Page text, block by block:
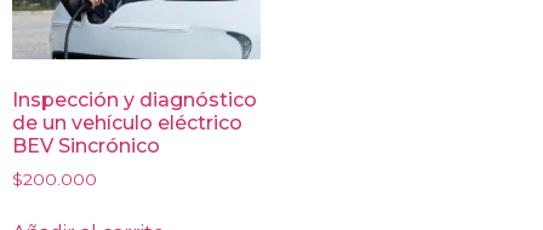
Inspección y diagnóstico
de un vehículo eléctrico
BEV Sincrónico
$200.000